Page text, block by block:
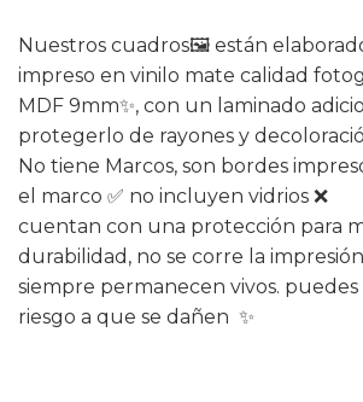
Nuestros cuadros🖼️ están
impreso en vinilo mate calidad
MDF 9mm✨, con un laminado
protegerlo de rayones y
No tiene Marcos, son bordes
el marco ✅ no incluyen vidrios ❌
cuentan con una protección para
durabilidad, no se corre la
siempre permanecen vivos. puedes
riesgo a que se dañen ✨